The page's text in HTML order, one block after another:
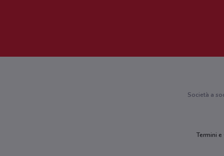
Società a
Termini